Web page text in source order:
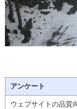
アンケート
ウェブサイトの品質